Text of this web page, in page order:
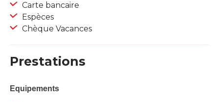
Carte bancaire
Espèces
Chèque Vacances
Prestations
Equipements